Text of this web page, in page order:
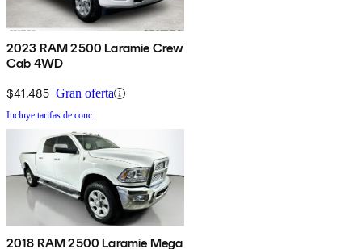
2023 RAM 2500 Laramie Crew
Cab 4WD
$41,485 Gran oferta
Incluye tarifas de conc.
2018 RAM 2500 Laramie Mega